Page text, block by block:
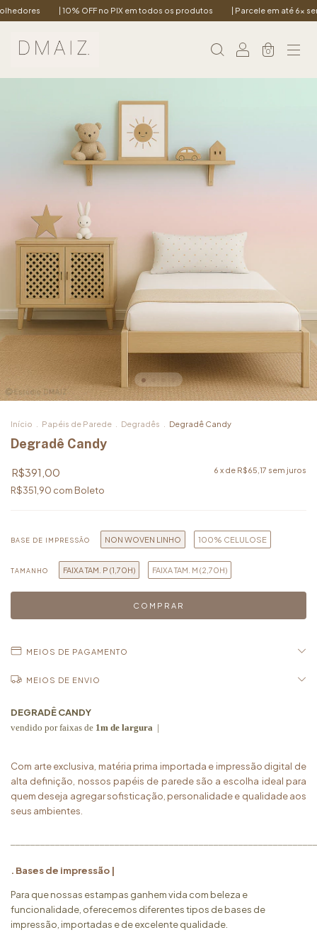
| 10% OFF no PIX em todos os produtos | Parcele em até 6x sem
0
Início Papéis de Parede Degradês Degradê Candy
Degradê Candy
R$391,00 6 x de R$65,17 sem juros
R$351,90 com Boleto
BASE DE IMPRESSÃO NON WOVEN LINHO 100% CELULOSE
TAMANHO FAIXA TAM. P (1,70H) FAIXA TAM. M (2,70H)
MEIOS DE PAGAMENTO
MEIOS DE ENVIO
DEGRADÊ CANDY
vendido por faixas de 1m de largura |
Com arte exclusiva, matéria prima importada e impressão digital de
alta definição, nossos papéis de parede são a escolha ideal para
quem deseja agregar sofisticação, personalidade e qualidade aos
seus ambientes.
. Bases de impressão |
Para que nossas estampas ganhem vida com beleza e
funcionalidade, oferecemos diferentes tipos de bases de
impressão, importadas e de excelente qualidade.